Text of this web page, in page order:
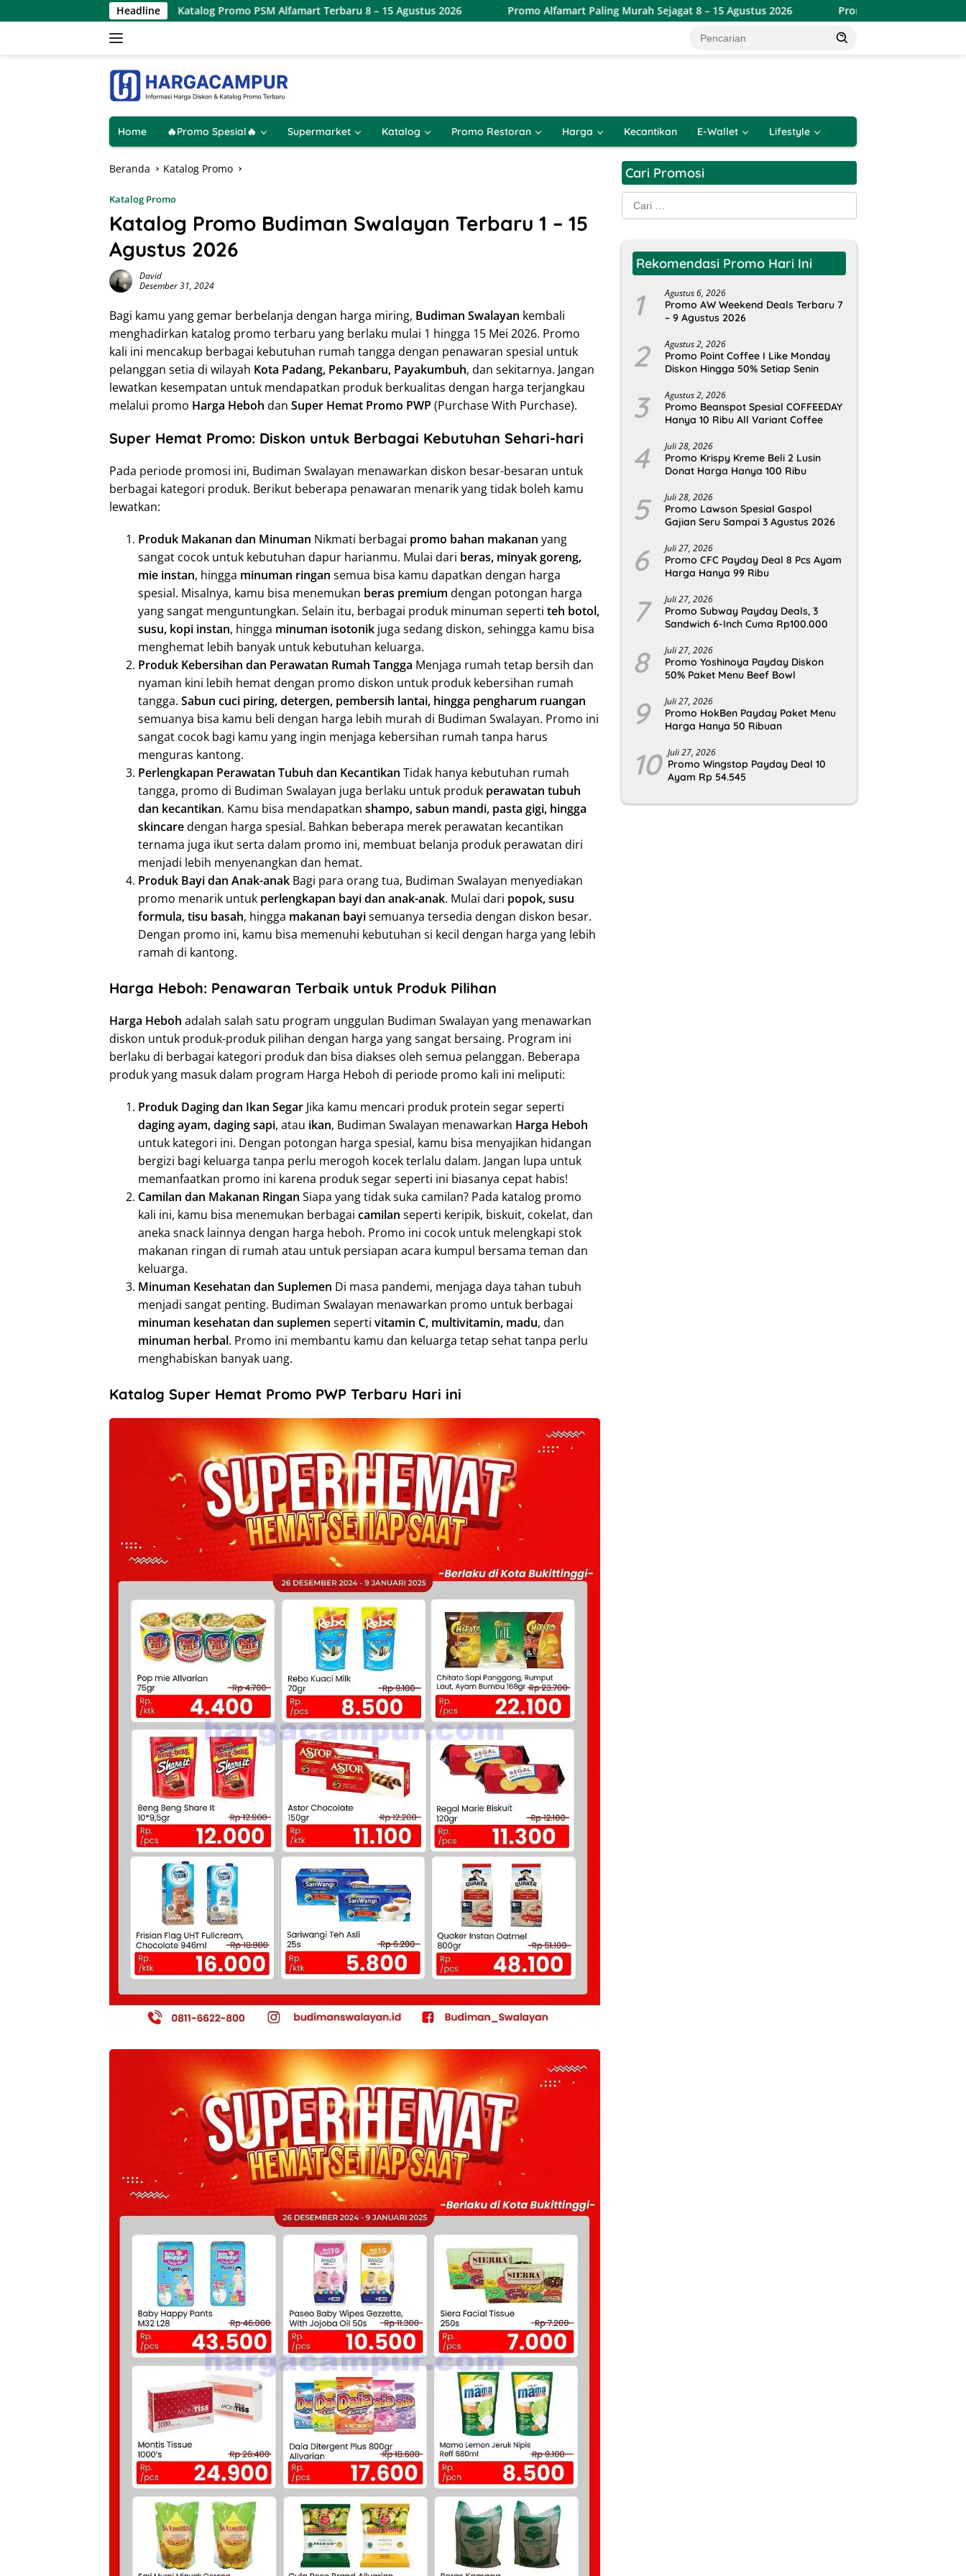
ke
Headline
Katalog Promo PSM Alfamart Terbaru 8 – 15 Agustus 2026 Promo Alfamart Paling Murah Sejagat 8 – 15 Agustus 2026 Promo Alfamart Double Date Spesial 8.8
Home 🔥Promo Spesial🔥 Supermarket Katalog Promo Restoran Harga Kecantikan E-Wallet Lifestyle
Beranda Katalog Promo
Katalog Promo
Katalog Promo Budiman Swalayan Terbaru 1 – 15
Agustus 2026
David
Desember 31, 2024
Bagi kamu yang gemar berbelanja dengan harga miring, Budiman Swalayan kembali
menghadirkan katalog promo terbaru yang berlaku mulai 1 hingga 15 Mei 2026. Promo
kali ini mencakup berbagai kebutuhan rumah tangga dengan penawaran spesial untuk
pelanggan setia di wilayah Kota Padang, Pekanbaru, Payakumbuh, dan sekitarnya. Jangan
lewatkan kesempatan untuk mendapatkan produk berkualitas dengan harga terjangkau
melalui promo Harga Heboh dan Super Hemat Promo PWP (Purchase With Purchase).
Super Hemat Promo: Diskon untuk Berbagai Kebutuhan Sehari-hari
Pada periode promosi ini, Budiman Swalayan menawarkan diskon besar-besaran untuk
berbagai kategori produk. Berikut beberapa penawaran menarik yang tidak boleh kamu
lewatkan:
Produk Makanan dan Minuman Nikmati berbagai promo bahan makanan yang
sangat cocok untuk kebutuhan dapur harianmu. Mulai dari beras, minyak goreng,
mie instan, hingga minuman ringan semua bisa kamu dapatkan dengan harga
spesial. Misalnya, kamu bisa menemukan beras premium dengan potongan harga
yang sangat menguntungkan. Selain itu, berbagai produk minuman seperti teh botol,
susu, kopi instan, hingga minuman isotonik juga sedang diskon, sehingga kamu bisa
menghemat lebih banyak untuk kebutuhan keluarga.
Produk Kebersihan dan Perawatan Rumah Tangga Menjaga rumah tetap bersih dan
nyaman kini lebih hemat dengan promo diskon untuk produk kebersihan rumah
tangga. Sabun cuci piring, detergen, pembersih lantai, hingga pengharum ruangan
semuanya bisa kamu beli dengan harga lebih murah di Budiman Swalayan. Promo ini
sangat cocok bagi kamu yang ingin menjaga kebersihan rumah tanpa harus
menguras kantong.
Perlengkapan Perawatan Tubuh dan Kecantikan Tidak hanya kebutuhan rumah
tangga, promo di Budiman Swalayan juga berlaku untuk produk perawatan tubuh
dan kecantikan. Kamu bisa mendapatkan shampo, sabun mandi, pasta gigi, hingga
skincaredengan harga spesial. Bahkan beberapa merek perawatan kecantikan
ternama juga ikut serta dalam promo ini, membuat belanja produk perawatan diri
menjadi lebih menyenangkan dan hemat.
Produk Bayi dan Anak-anak Bagi para orang tua, Budiman Swalayan menyediakan
promo menarik untuk perlengkapan bayi dan anak-anak. Mulai dari popok, susu
formula, tisu basah, hingga makanan bayisemuanya tersedia dengan diskon besar.
Dengan promo ini, kamu bisa memenuhi kebutuhan si kecil dengan harga yang lebih
ramah di kantong.
Harga Heboh: Penawaran Terbaik untuk Produk Pilihan
Harga Heboh adalah salah satu program unggulan Budiman Swalayan yang menawarkan
diskon untuk produk-produk pilihan dengan harga yang sangat bersaing. Program ini
berlaku di berbagai kategori produk dan bisa diakses oleh semua pelanggan. Beberapa
produk yang masuk dalam program Harga Heboh di periode promo kali ini meliputi:
Produk Daging dan Ikan Segar Jika kamu mencari produk protein segar seperti
daging ayam, daging sapi, atau ikan, Budiman Swalayan menawarkan Harga Heboh
untuk kategori ini. Dengan potongan harga spesial, kamu bisa menyajikan hidangan
bergizi bagi keluarga tanpa perlu merogoh kocek terlalu dalam. Jangan lupa untuk
memanfaatkan promo ini karena produk segar seperti ini biasanya cepat habis!
Camilan dan Makanan Ringan Siapa yang tidak suka camilan? Pada katalog promo
kali ini, kamu bisa menemukan berbagai camilan seperti keripik, biskuit, cokelat, dan
aneka snack lainnya dengan harga heboh. Promo ini cocok untuk melengkapi stok
makanan ringan di rumah atau untuk persiapan acara kumpul bersama teman dan
keluarga.
Minuman Kesehatan dan Suplemen Di masa pandemi, menjaga daya tahan tubuh
menjadi sangat penting. Budiman Swalayan menawarkan promo untuk berbagai
minuman kesehatan dan suplemen seperti vitamin C, multivitamin, madu, dan
minuman herbal. Promo ini membantu kamu dan keluarga tetap sehat tanpa perlu
menghabiskan banyak uang.
Katalog Super Hemat Promo PWP Terbaru Hari ini
Cari Promosi
Cari
untuk:
Rekomendasi Promo Hari Ini
1 Agustus 6, 2026
Promo AW Weekend Deals Terbaru 7
– 9 Agustus 2026
2 Agustus 2, 2026
Promo Point Coffee I Like Monday
Diskon Hingga 50% Setiap Senin
3 Agustus 2, 2026
Promo Beanspot Spesial COFFEEDAY
Hanya 10 Ribu All Variant Coffee
4 Juli 28, 2026
Promo Krispy Kreme Beli 2 Lusin
Donat Harga Hanya 100 Ribu
5 Juli 28, 2026
Promo Lawson Spesial Gaspol
Gajian Seru Sampai 3 Agustus 2026
6 Juli 27, 2026
Promo CFC Payday Deal 8 Pcs Ayam
Harga Hanya 99 Ribu
7 Juli 27, 2026
Promo Subway Payday Deals, 3
Sandwich 6-Inch Cuma Rp100.000
8 Juli 27, 2026
Promo Yoshinoya Payday Diskon
50% Paket Menu Beef Bowl
9 Juli 27, 2026
Promo HokBen Payday Paket Menu
Harga Hanya 50 Ribuan
10 Juli 27, 2026
Promo Wingstop Payday Deal 10
Ayam Rp 54.545